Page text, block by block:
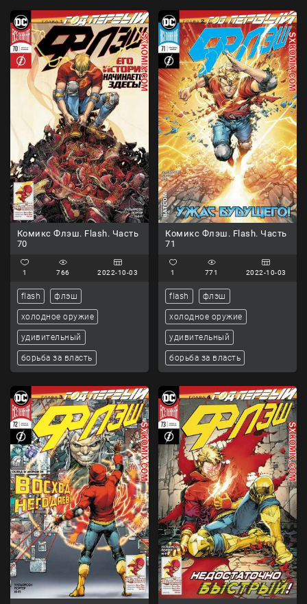
Комикс Флэш. Flash. Часть
70
1 766 2022-10-03
flash флэш
холодное оружие
удивительный
борьба за власть
Комикс Флэш. Flash. Часть
71
1 771 2022-10-03
flash флэш
холодное оружие
удивительный
борьба за власть